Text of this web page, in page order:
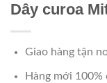
Dây curoa
Giao hàng tận
Hàng mới 100%